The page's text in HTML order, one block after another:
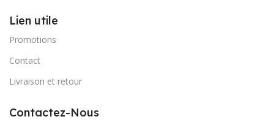
Lien utile
Promotions
Contact
Livraison et retour
Contactez-Nous